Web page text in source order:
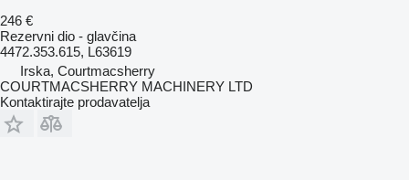
246 €
Rezervni dio - glavčina
4472.353.615, L63619
Irska, Courtmacsherry
COURTMACSHERRY MACHINERY LTD
Kontaktirajte prodavatelja